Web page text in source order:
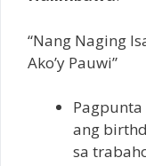
“Nang Naging
Ako’y Pauwi”
ang
sa